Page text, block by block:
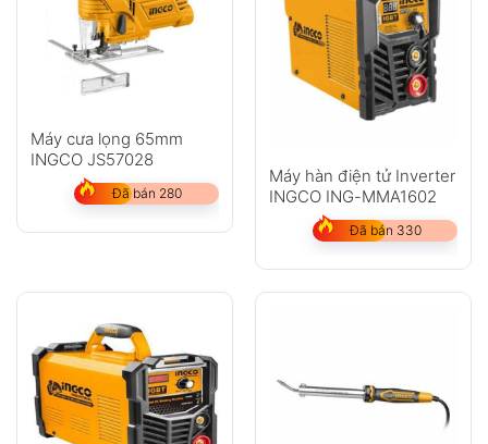
Máy cưa lọng 65mm
INGCO JS57028
Đã bán 280
Máy hàn điện tử Inverter
INGCO ING-MMA1602
Đã bán 330